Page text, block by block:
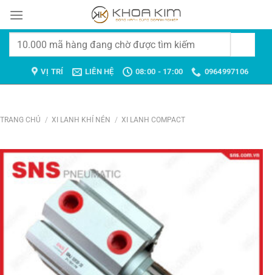
đến
Tìm
VỊ TRÍ LIÊN HỆ 08:00 - 17:00 0964997106
TRANG CHỦ / XI LANH KHÍ NÉN / XI LANH COMPACT